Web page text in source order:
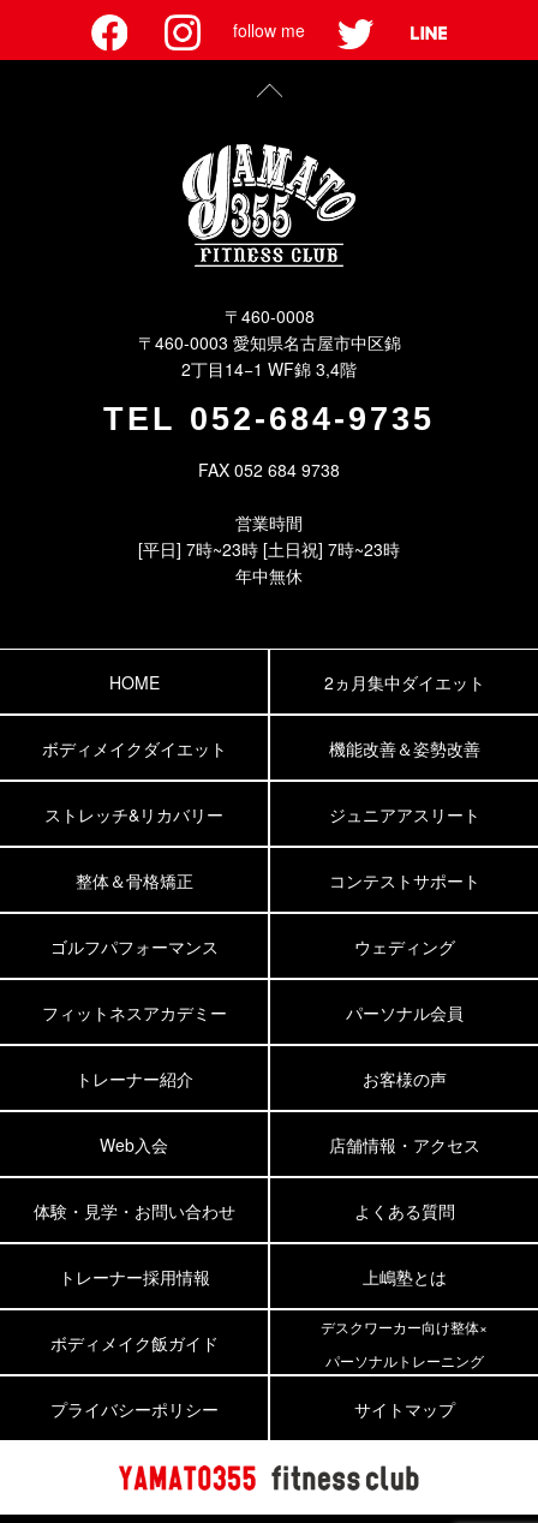
follow me
〒460-0008
〒460-0003 愛知県名古屋市中区錦
2丁目14−1 WF錦 3,4階
TEL 052-684-9735
FAX 052 684 9738
営業時間
[平日] 7時~23時 [土日祝] 7時~23時
年中無休
HOME 2ヵ月集中ダイエット
ボディメイクダイエット 機能改善＆姿勢改善
ストレッチ&リカバリー ジュニアアスリート
整体＆骨格矯正 コンテストサポート
ゴルフパフォーマンス ウェディング
フィットネスアカデミー パーソナル会員
トレーナー紹介 お客様の声
Web入会 店舗情報・アクセス
体験・見学・お問い合わせ よくある質問
トレーナー採用情報 上嶋塾とは
ボディメイク飯ガイド
デスクワーカー向け整体×
パーソナルトレーニング
プライバシーポリシー サイトマップ